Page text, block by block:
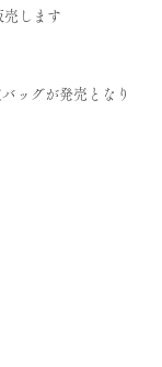
売します
ッグが発売となり